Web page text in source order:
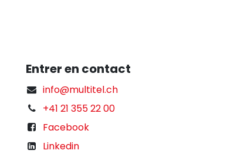
Entrer en contact
info@multitel.ch
+41 21 355 22 00
Facebook
Linkedin